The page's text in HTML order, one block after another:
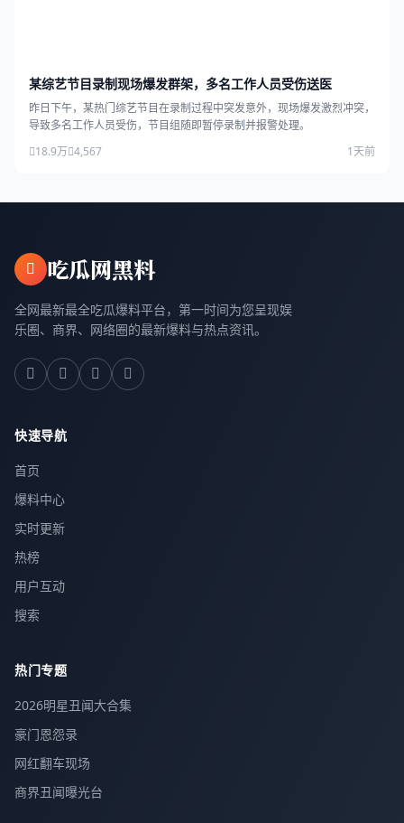
某综艺节目录制现场爆发群架，多名工作人员受伤送医
昨日下午，某热门综艺节目在录制过程中突发意外，现场爆发激烈冲突，
导致多名工作人员受伤，节目组随即暂停录制并报警处理。
18.9万 4,567 1天前
吃瓜网黑料
全网最新最全吃瓜爆料平台，第一时间为您呈现娱
乐圈、商界、网络圈的最新爆料与热点资讯。
快速导航
首页
爆料中心
实时更新
热榜
用户互动
搜索
热门专题
2026明星丑闻大合集
豪门恩怨录
网红翻车现场
商界丑闻曝光台